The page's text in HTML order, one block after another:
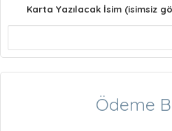
Karta Yazılacak İsim (isimsiz
Ödeme